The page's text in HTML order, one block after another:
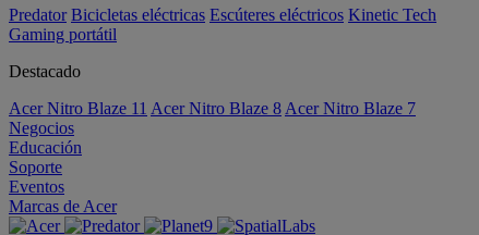
Predator Bicicletas eléctricas Escúteres eléctricos Kinetic Tech
Gaming portátil
Destacado
Acer Nitro Blaze 11 Acer Nitro Blaze 8 Acer Nitro Blaze 7
Negocios
Educación
Soporte
Eventos
Marcas de Acer